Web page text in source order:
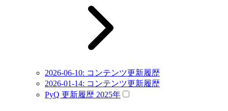
2026-06-10: コンテンツ更新履歴
2026-01-14: コンテンツ更新履歴
PyQ 更新履歴 2025年